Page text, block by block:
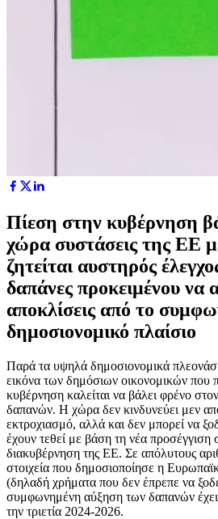
Πίεση στην κυβέρνηση
χώρα συστάσεις της ΕΕ
ζητείται αυστηρός
δαπάνες προκειμένου να
αποκλίσεις από το
δημοσιονομικό πλαίσιο
Παρά τα υψηλά δημοσιονομικά
εικόνα των δημόσιων οικονομικών που
κυβέρνηση καλείται να βάλει φρένο
δαπανών. Η χώρα δεν κινδυνεύει μεν
εκτροχιασμό, αλλά και δεν μπορεί να
έχουν τεθεί με βάση τη νέα προσέγγιση
διακυβέρνηση της ΕΕ. Σε απόλυτους
στοιχεία που δημοσιοποίησε η
(δηλαδή χρήματα που δεν έπρεπε να
συμφωνημένη αύξηση των δαπανών
την τριετία 2024-2026.